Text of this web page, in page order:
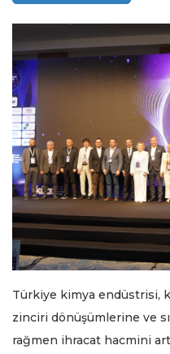
Türkiye kimya endüstrisi,
zinciri dönüşümlerine ve
rağmen ihracat hacmini